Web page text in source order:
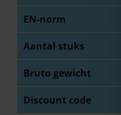
EN-norm
Aantal stuks
Bruto gewicht
Discount code